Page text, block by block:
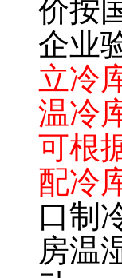
价按
企业
立冷
温冷
可根
配冷
口制
房温